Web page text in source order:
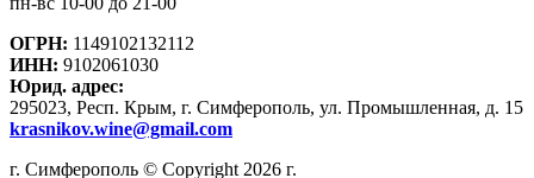
ОГРН: 1149102132112
ИНН: 9102061030
Юрид. адрес:
295023, Респ. Крым, г. Симферополь, ул. Промышленная, д. 15
krasnikov.wine@gmail.com
г. Симферополь © Copyright 2026 г.